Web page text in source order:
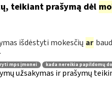
teikiant prašymą dėl
išdėstyti mokesčių ar
mps įmonei kada nereikia papildomų
užsakymas ir prašymų